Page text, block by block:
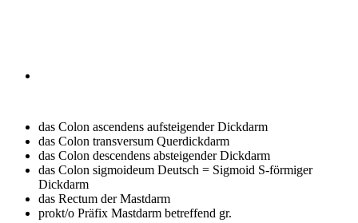
das Colon ascendens aufsteigender Dickdarm
das Colon transversum Querdickdarm
das Colon descendens absteigender Dickdarm
das Colon sigmoideum Deutsch = Sigmoid S-förmiger
Dickdarm
das Rectum der Mastdarm
prokt/o Präfix Mastdarm betreffend gr.